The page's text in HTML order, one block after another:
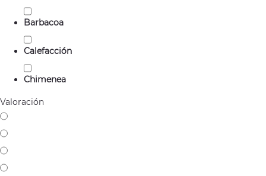
Barbacoa
Calefacción
Chimenea
Valoración